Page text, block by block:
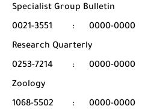
Specialist Group Bulletin
0021-3551
: 0000-0000
Research Quarterly
0253-7214
: 0000-0000
Zoology
1068-5502
: 0000-0000